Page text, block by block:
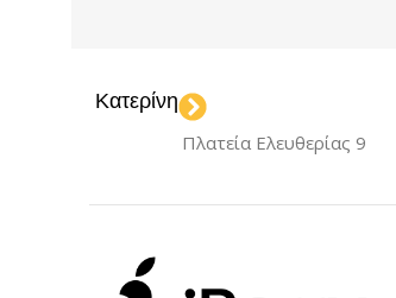
Greenmnky
Κατερίνη
Πλατεία Ελευθερίας 9